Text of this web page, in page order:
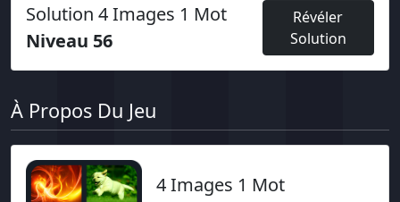
Solution 4 Images 1 Mot
Niveau 56
Révéler
Solution
À Propos Du Jeu
4 Images 1 Mot